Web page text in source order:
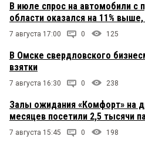
В июле спрос на автомобили с
области оказался на 11%
7 августа 17:00 0 125
В Омске свердловского
взятки
7 августа 16:30 0 238
Залы ожидания «Комфорт» на
месяцев посетили 2,5 тысячи
7 августа 15:45 0 198